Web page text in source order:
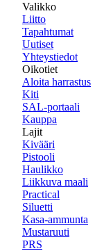
Valikko
Liitto
Tapahtumat
Uutiset
Yhteystiedot
Oikotiet
Aloita harrastus
Kiti
SAL-portaali
Kauppa
Lajit
Kivääri
Pistooli
Haulikko
Liikkuva maali
Practical
Siluetti
Kasa-ammunta
Mustaruuti
PRS